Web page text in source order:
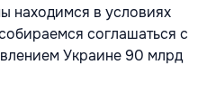
находимся в условиях
соглашаться с
Украине 90 млрд